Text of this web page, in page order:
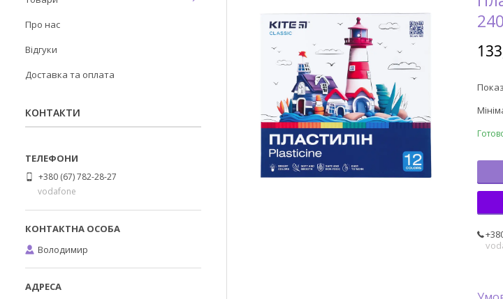
Про нас
Відгуки
Доставка та оплата
КОНТАКТИ
+380 (67) 782-28-27
vodafone
Володимир